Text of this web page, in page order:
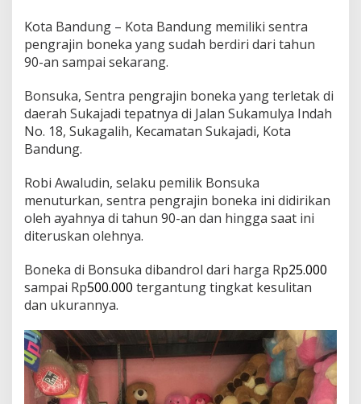
n
d
a
r
T
e
r
p
n
C
o
v
-
1
9
k
t
Kota Bandung – Kota Bandung memiliki sentra
pengrajin boneka yang sudah berdiri dari tahun
90-an sampai sekarang.
Bonsuka, Sentra pengrajin boneka yang terletak di
daerah Sukajadi tepatnya di Jalan Sukamulya Indah
No. 18, Sukagalih, Kecamatan Sukajadi, Kota
Bandung.
Robi Awaludin, selaku pemilik Bonsuka
menuturkan, sentra pengrajin boneka ini didirikan
oleh ayahnya di tahun 90-an dan hingga saat ini
diteruskan olehnya.
Boneka di Bonsuka dibandrol dari harga Rp25.000
sampai Rp500.000 tergantung tingkat kesulitan
dan ukurannya.